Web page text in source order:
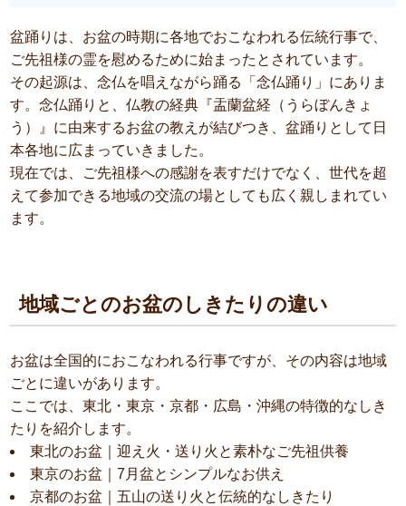
盆踊りは、お盆の時期に各地でおこなわれる伝統行事で、
ご先祖様の霊を慰めるために始まったとされています。
その起源は、念仏を唱えながら踊る「念仏踊り」にありま
す。念仏踊りと、仏教の経典『盂蘭盆経（うらぼんきょ
う）』に由来するお盆の教えが結びつき、盆踊りとして日
本各地に広まっていきました。
現在では、ご先祖様への感謝を表すだけでなく、世代を超
えて参加できる地域の交流の場としても広く親しまれてい
ます。
地域ごとのお盆のしきたりの違い
お盆は全国的におこなわれる行事ですが、その内容は地域
ごとに違いがあります。
ここでは、東北・東京・京都・広島・沖縄の特徴的なしき
たりを紹介します。
東北のお盆｜迎え火・送り火と素朴なご先祖供養
東京のお盆｜7月盆とシンプルなお供え
京都のお盆｜五山の送り火と伝統的なしきたり